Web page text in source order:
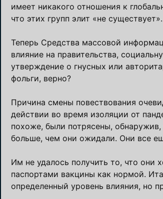
имеет никакого отношения к
что этих групп элит «не существует».
Теперь Средства массовой
влияние на правительства,
утверждение о гнусных или
фольги, верно?
Причина смены повествования
действии во время изоляции от
похоже, были потрясены,
больше, чем они ожидали. Они все
Им не удалось получить то, что они
паспортами вакцины как нормой.
определенный уровень влияния, но